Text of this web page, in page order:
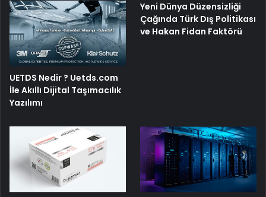
UETDS Nedir ? Uetds.com
İle Akıllı Dijital Taşımacılık
Yazılımı
Yeni Dünya Düzensizliği
Çağında Türk Dış Politikası
ve Hakan Fidan Faktörü